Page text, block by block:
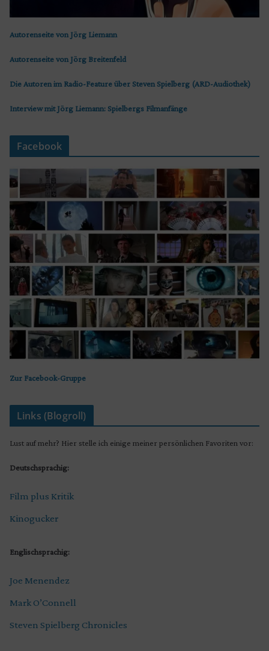
Autorenseite von Jörg Liemann
Autorenseite von Jörg Breitenfeld
Die Autoren im Radio-Feature über Steven Spielberg (ARD-Audiothek)
Interview mit Jörg Liemann: Spielbergs Filmanfänge
Facebook
Zur Facebook-Gruppe
Links (Blogroll)
Lust auf mehr? Hier stelle ich einige meiner persönlichen Favoriten vor:
Deutschsprachig:
Film plus Kritik
Kinogucker
Englischsprachig:
Joe Menendez
Mark O’Connell
Steven Spielberg Chronicles